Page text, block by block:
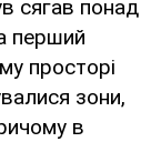
сягав понад
перший
просторі
зони,
в